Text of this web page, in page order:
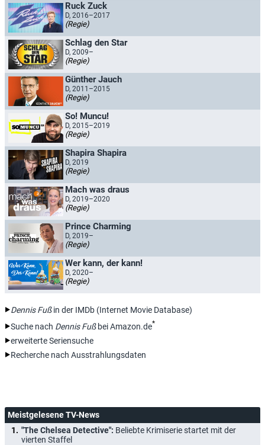
Ruck Zuck
D, 2016–2017
(Regie)
Schlag den Star
D, 2009–
(Regie)
Günther Jauch
D, 2011–2015
(Regie)
So! Muncu!
D, 2015–2019
(Regie)
Shapira Shapira
D, 2019
(Regie)
Mach was draus
D, 2019–2020
(Regie)
Prince Charming
D, 2019–
(Regie)
Wer kann, der kann!
D, 2020–
(Regie)
Dennis Fußin der IMDb (Internet Movie Database)
Suche nach Dennis Fußbei Amazon.de*
erweiterte Seriensuche
Recherche nach Ausstrahlungsdaten
Meistgelesene TV-News
"The Chelsea Detective": Beliebte Krimiserie startet mit der
vierten Staffel